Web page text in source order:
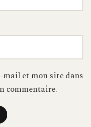
et mon site dans
commentaire.